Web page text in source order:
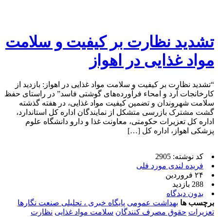
تشدید نظارت بر کیفیت و سلامت
مواد غذایی در اهواز
“تشدید نظارت بر کیفیت و سلامت مواد غذایی در اهواز: بازدید از
کارخانجات آرد و امحاء فرآورده‌های گوشتی فاسد” در راستای حفظ
سلامت شهروندان و تضمین کیفیت مواد غذایی، در هفته گذشته
گشت مشترک بازرسی متشکل از نمایندگان اداره کل استاندارد،
اداره کل تعزیرات حکومتی، معاونت غذا و دارو دانشگاه علوم
پزشکی اهواز، اداره کل […]
کد نوشته: 2905
فریده لندی مورد فلی
۲۴ فروردین
288 بازدید
بدون دیدگاه
برچسب ها بهداشت عمومی پایگاه خبری ، تحلیلی صنعت نگارها
تعزیرات حقوق مصرف کنندگان سلامت مواد غذایی نظارت